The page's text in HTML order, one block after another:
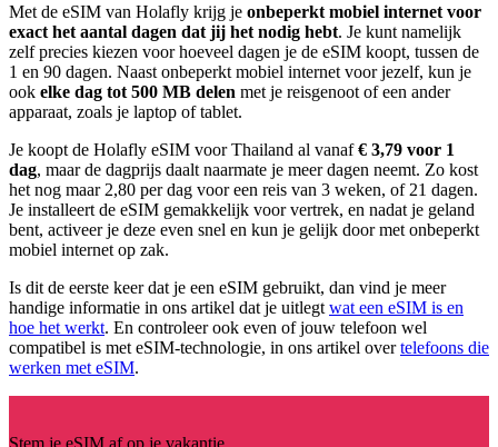
Met de eSIM van Holafly krijg je onbeperkt mobiel internet voor
exact het aantal dagen dat jij het nodig hebt. Je kunt namelijk
zelf precies kiezen voor hoeveel dagen je de eSIM koopt, tussen de
1 en 90 dagen. Naast onbeperkt mobiel internet voor jezelf, kun je
ook elke dag tot 500 MB delen met je reisgenoot of een ander
apparaat, zoals je laptop of tablet.
Je koopt de Holafly eSIM voor Thailand al vanaf€ 3,79 voor 1
dag, maar de dagprijs daalt naarmate je meer dagen neemt. Zo kost
het nog maar 2,80 per dag voor een reis van 3 weken, of 21 dagen.
Je installeert de eSIM gemakkelijk voor vertrek, en nadat je geland
bent, activeer je deze even snel en kun je gelijk door met onbeperkt
mobiel internet op zak.
Is dit de eerste keer dat je een eSIM gebruikt, dan vind je meer
handige informatie in ons artikel dat je uitlegt wat een eSIM is en
hoe het werkt. En controleer ook even of jouw telefoon wel
compatibel is met eSIM-technologie, in ons artikel overtelefoons die
werken met eSIM.
Stem je eSIM af op je vakantie